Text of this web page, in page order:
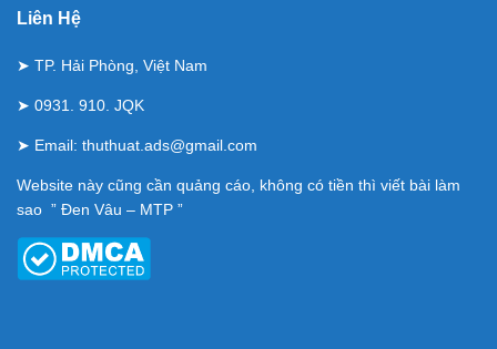
Liên Hệ
➤ TP. Hải Phòng, Việt Nam
➤ 0931. 910. JQK
➤ Email: thuthuat.ads@gmail.com
Website này cũng cần quảng cáo, không có tiền thì viết bài làm
sao ” Đen Vâu – MTP ”